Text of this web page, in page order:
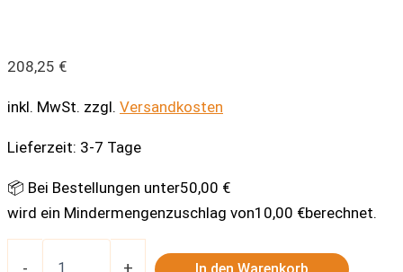
208,25 €
inkl. MwSt. zzgl. Versandkosten
Lieferzeit: 3-7 Tage
📦 Bei Bestellungen unter50,00 €
wird ein Mindermengenzuschlag von10,00 €berechnet.
-
Kabelsatz
+